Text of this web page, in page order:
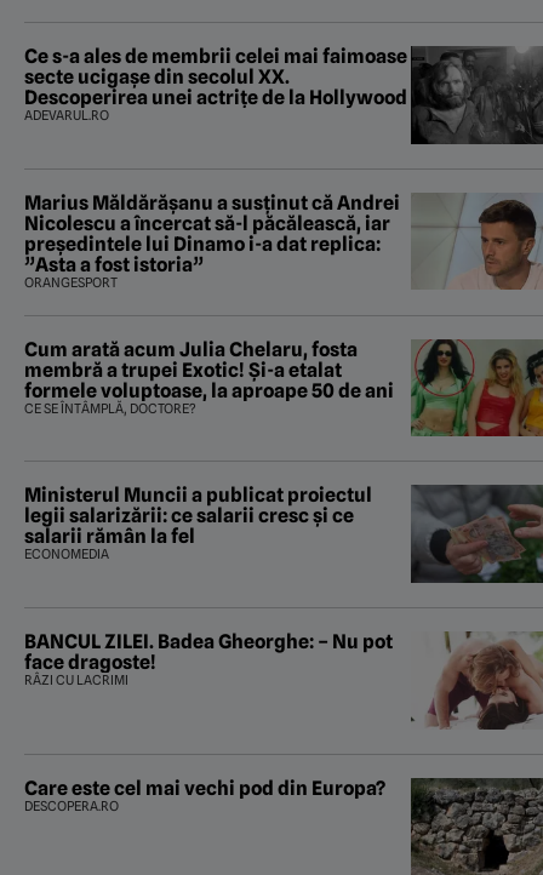
Ce s-a ales de membrii celei mai faimoase
secte ucigașe din secolul XX.
Descoperirea unei actrițe de la Hollywood
ADEVARUL.RO
Marius Măldărăşanu a susţinut că Andrei
Nicolescu a încercat să-l păcălească, iar
preşedintele lui Dinamo i-a dat replica:
”Asta a fost istoria”
ORANGESPORT
Cum arată acum Julia Chelaru, fosta
membră a trupei Exotic! Și-a etalat
formele voluptoase, la aproape 50 de ani
CE SE ÎNTÂMPLĂ, DOCTORE?
Ministerul Muncii a publicat proiectul
legii salarizării: ce salarii cresc și ce
salarii rămân la fel
ECONOMEDIA
BANCUL ZILEI. Badea Gheorghe: – Nu pot
face dragoste!
RÂZI CU LACRIMI
Care este cel mai vechi pod din Europa?
DESCOPERA.RO